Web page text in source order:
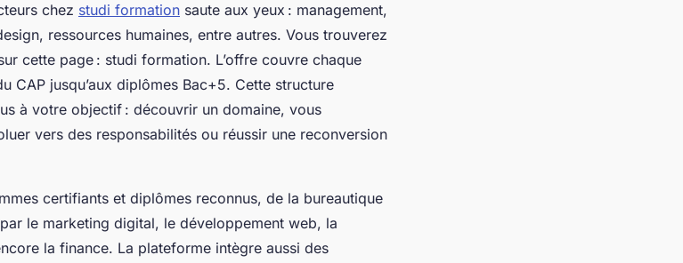
chez studi formation saute aux yeux : management,
ressources humaines, entre autres. Vous trouverez
cette page : studi formation. L’offre couvre chaque
CAP jusqu’aux diplômes Bac+5. Cette structure
à votre objectif : découvrir un domaine, vous
vers des responsabilités ou réussir une reconversion
certifiants et diplômes reconnus, de la bureautique
le marketing digital, le développement web, la
la finance. La plateforme intègre aussi des